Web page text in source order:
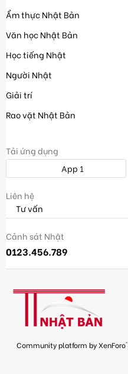
Ẩm thực Nhật Bản
Văn học Nhật Bản
Học tiếng Nhật
Người Nhật
Giải trí
Rao vặt Nhật Bản
Tải ứng dụng
App 1
Liên hệ
Tư vấn
Cảnh sát Nhật
0123.456.789
Community platform by XenForo®